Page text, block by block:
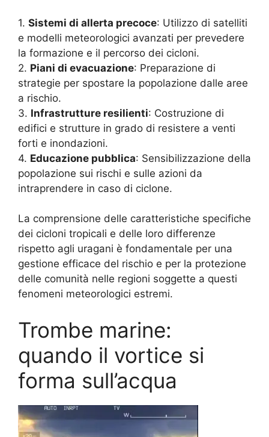
1. Sistemi di allerta precoce: Utilizzo di satelliti
e modelli meteorologici avanzati per prevedere
la formazione e il percorso dei cicloni.
2. Piani di evacuazione: Preparazione di
strategie per spostare la popolazione dalle aree
a rischio.
3. Infrastrutture resilienti: Costruzione di
edifici e strutture in grado di resistere a venti
forti e inondazioni.
4. Educazione pubblica: Sensibilizzazione della
popolazione sui rischi e sulle azioni da
intraprendere in caso di ciclone.
La comprensione delle caratteristiche specifiche
dei cicloni tropicali e delle loro differenze
rispetto agli uragani è fondamentale per una
gestione efficace del rischio e per la protezione
delle comunità nelle regioni soggette a questi
fenomeni meteorologici estremi.
Trombe marine:
quando il vortice si
forma sull’acqua